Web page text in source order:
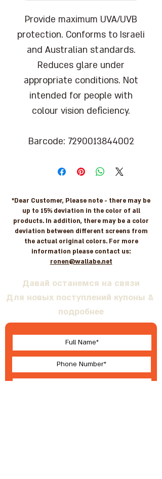
Provide maximum UVA/UVB
protection. Conforms to Israeli
and Australian standards.
Reduces glare under
appropriate conditions. Not
intended for people with
colour vision deficiency.
Barcode: 7290013844002
*Dear Customer, Please note - there may be
up to 15% deviation in the color of all
products. In addition, there may be a color
deviation between different screens from
the actual original colors. For more
information please contact us:
ronen@wallabe.net
Давай останемся на связи
Для новых поступлений купоны &
подробнее